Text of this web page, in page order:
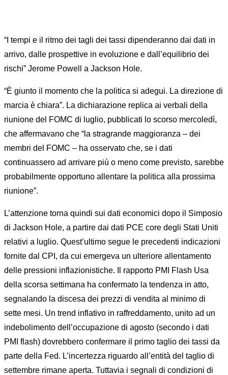
“I tempi e il ritmo dei tagli dei tassi dipenderanno dai dati in
arrivo, dalle prospettive in evoluzione e dall’equilibrio dei
rischi” Jerome Powell a Jackson Hole.
“È giunto il momento che la politica si adegui. La direzione di
marcia è chiara”. La dichiarazione replica ai verbali della
riunione del FOMC di luglio, pubblicati lo scorso mercoledì,
che affermavano che “la stragrande maggioranza – dei
membri del FOMC – ha osservato che, se i dati
continuassero ad arrivare più o meno come previsto, sarebbe
probabilmente opportuno allentare la politica alla prossima
riunione”.
L’attenzione torna quindi sui dati economici dopo il Simposio
di Jackson Hole, a partire dai dati PCE core degli Stati Uniti
relativi a luglio. Quest’ultimo segue le precedenti indicazioni
fornite dal CPI, da cui emergeva un ulteriore allentamento
delle pressioni inflazionistiche. Il rapporto PMI Flash Usa
della scorsa settimana ha confermato la tendenza in atto,
segnalando la discesa dei prezzi di vendita al minimo di
sette mesi. Un trend inflativo in raffreddamento, unito ad un
indebolimento dell’occupazione di agosto (secondo i dati
PMI flash) dovrebbero confermare il primo taglio dei tassi da
parte della Fed. L’incertezza riguardo all’entità del taglio di
settembre rimane aperta. Tuttavia i segnali di condizioni di